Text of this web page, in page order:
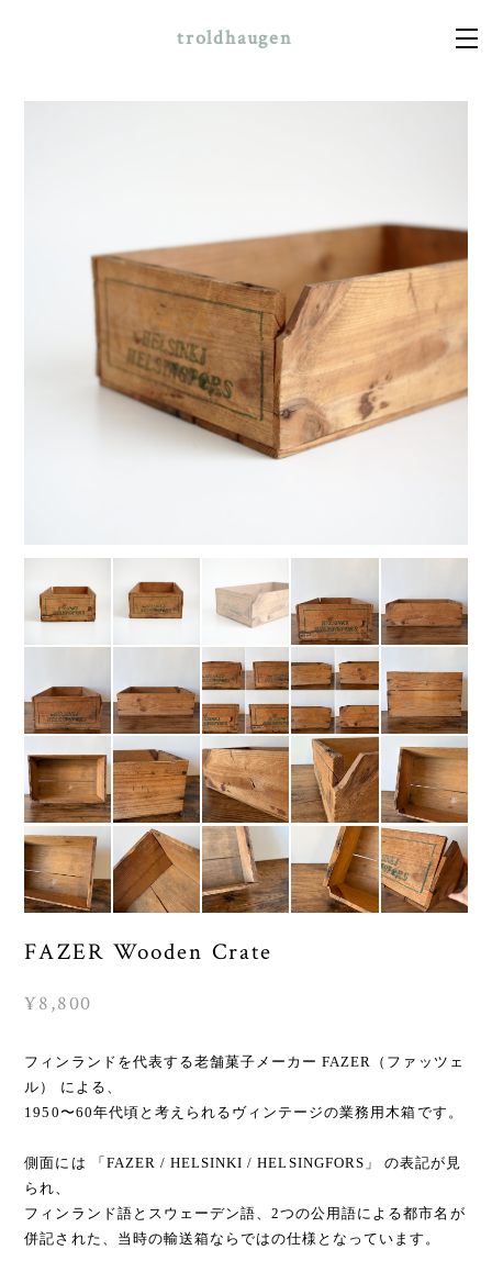
troldhaugen
FAZER Wooden Crate
¥8,800
フィンランドを代表する老舗菓子メーカー FAZER（ファッツェ
ル） による、
1950〜60年代頃と考えられるヴィンテージの業務用木箱です。
側面には 「FAZER / HELSINKI / HELSINGFORS」 の表記が見
られ、
フィンランド語とスウェーデン語、2つの公用語による都市名が
併記された、当時の輸送箱ならではの仕様となっています。